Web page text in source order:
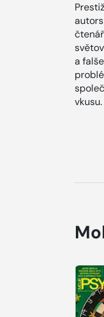
a
vkusu.